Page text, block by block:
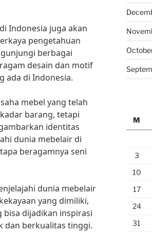
Indonesia juga akan
pengetahuan
berbagai
desain dan motif
ada di Indonesia.
mebel yang telah
barang, tetapi
identitas
dunia mebelair di
beragamnya seni
dunia mebelair
yang dimiliki,
bisa dijadikan inspirasi
dan berkualitas tinggi.
M
3
10
17
24
31